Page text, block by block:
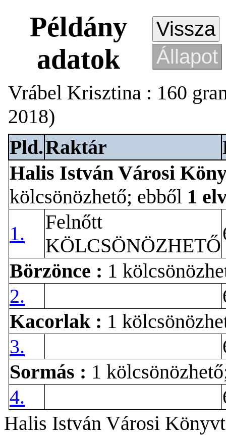
Példány
adatok
Vrábel Krisztina : 160
2018)
Pld.Raktár
Halis István Városi
kölcsönözhető; ebből 1
1.
Felnőtt
KÖLCSÖNÖZHETŐ
Börzönce : 1
2.
Kacorlak : 1
3.
Sormás : 1
4.
Halis István Városi